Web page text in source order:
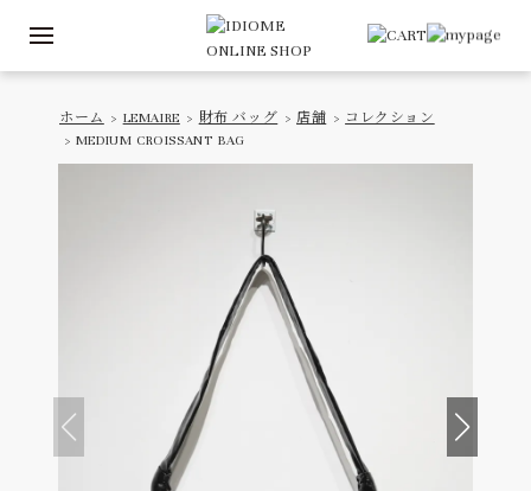
ホーム > LEMAIRE > 財布 バッグ > 店舗 > コレクション
> MEDIUM CROISSANT BAG